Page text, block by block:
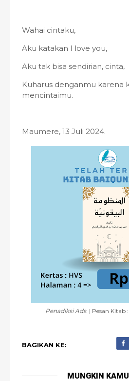
Wahai cintaku,
Aku katakan I love you,
Aku tak bisa sendirian, cinta,
Kuharus denganmu karena
mencintaimu.
Maumere, 13 Juli 2024.
Penadiksi Ads. | Pesan Kitab
BAGIKAN KE:
MUNGKIN